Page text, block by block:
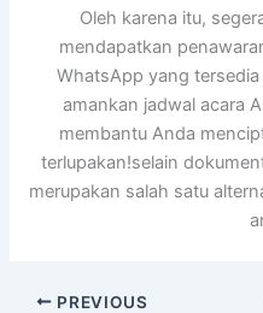
Oleh karena itu,
mendapatkan
WhatsApp yang
amankan jadwal acara
membantu Anda
terlupakan!selain
merupakan salah satu
PREVIOUS